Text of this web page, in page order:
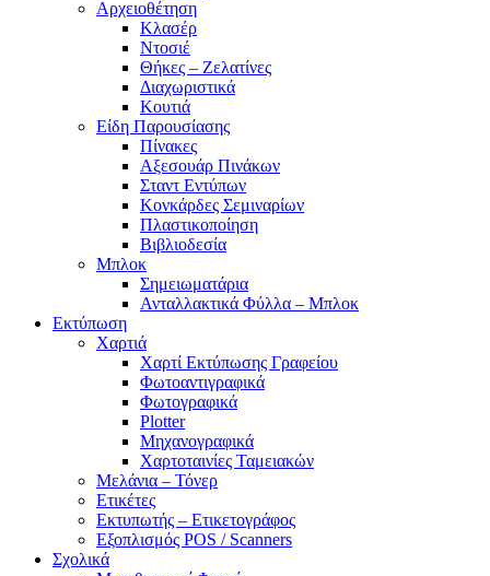
Αρχειοθέτηση
Κλασέρ
Ντοσιέ
Θήκες – Ζελατίνες
Διαχωριστικά
Κουτιά
Είδη Παρουσίασης
Πίνακες
Αξεσουάρ Πινάκων
Σταντ Εντύπων
Κονκάρδες Σεμιναρίων
Πλαστικοποίηση
Βιβλιοδεσία
Μπλοκ
Σημειωματάρια
Ανταλλακτικά Φύλλα – Μπλοκ
Εκτύπωση
Χαρτιά
Χαρτί Εκτύπωσης Γραφείου
Φωτοαντιγραφικά
Φωτογραφικά
Plotter
Μηχανογραφικά
Χαρτοταινίες Ταμειακών
Μελάνια – Τόνερ
Ετικέτες
Εκτυπωτής – Ετικετογράφος
Εξοπλισμός POS / Scanners
Σχολικά